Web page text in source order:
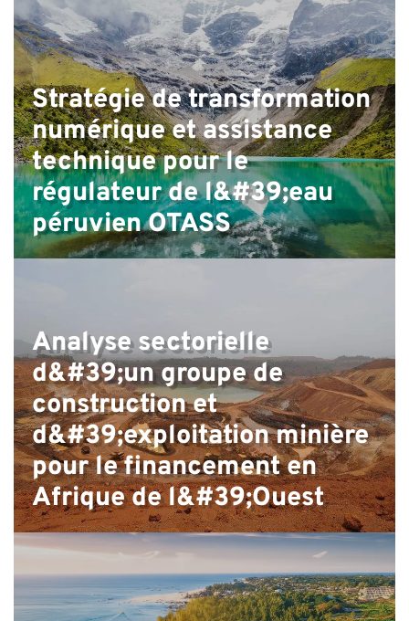
Stratégie de transformation
numérique et assistance
technique pour le
régulateur de l&#39;eau
péruvien OTASS
Analyse sectorielle
d&#39;un groupe de
construction et
d&#39;exploitation minière
pour le financement en
Afrique de l&#39;Ouest